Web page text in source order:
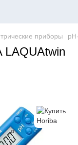
приборы
LAQUAtwin